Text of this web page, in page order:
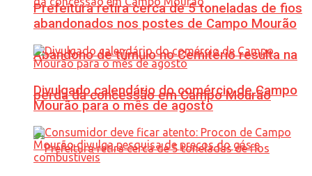
Abandono de túmulo no Cemitério resulta na
perda da concessão em Campo Mourão
Prefeitura retira cerca de 5 toneladas de fios
abandonados nos postes de Campo Mourão
Divulgado calendário do comércio de Campo
Mourão para o mês de agosto